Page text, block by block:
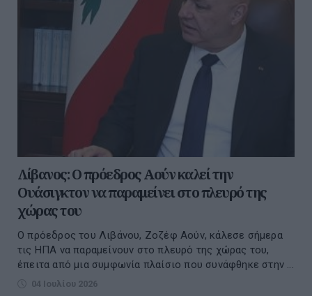
Λίβανος: Ο πρόεδρος Αούν καλεί την
Ουάσιγκτον να παραμείνει στο πλευρό της
χώρας του
Ο πρόεδρος του Λιβάνου, Ζοζέφ Αούν, κάλεσε σήμερα
τις ΗΠΑ να παραμείνουν στο πλευρό της χώρας του,
έπειτα από μια συμφωνία πλαίσιο που συνάφθηκε στην ...
04 Ιουλίου 2026